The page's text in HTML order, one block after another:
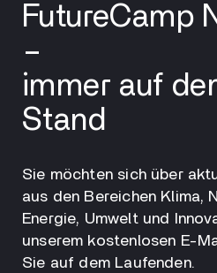
FutureCamp
–
immer auf
Stand
Sie möchten sich über
aus den Bereichen Klima,
Energie, Umwelt und
unserem kostenlosen E-
Sie auf dem Laufenden.